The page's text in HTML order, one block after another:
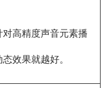
高精度声音元素播
效果就越好。